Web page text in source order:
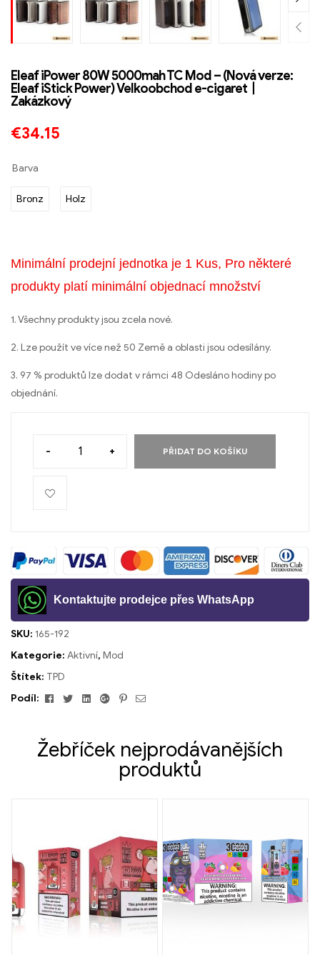
Eleaf iPower 80W 5000mah TC Mod – (Nová verze:
Eleaf iStick Power) Velkoobchod e-cigaret丨
Zakázkový
€34.15
Barva
Bronz Holz
Minimální prodejní jednotka je 1 Kus, Pro některé
produkty platí minimální objednací množství
1. Všechny produkty jsou zcela nové.
2. Lze použít ve více než 50 Země a oblasti jsou odesílány.
3. 97 % produktů lze dodat v rámci 48 Odesláno hodiny po
objednání.
- + PŘIDAT DO KOŠÍKU
Kontaktujte prodejce přes WhatsApp
SKU: 165-192
Kategorie: Aktivní, Mod
Štítek: TPD
Podíl:
FacebookCvrlikáníLinkedinGoogle+Pinterest
E-
Žebříček nejprodávanějších
produktů